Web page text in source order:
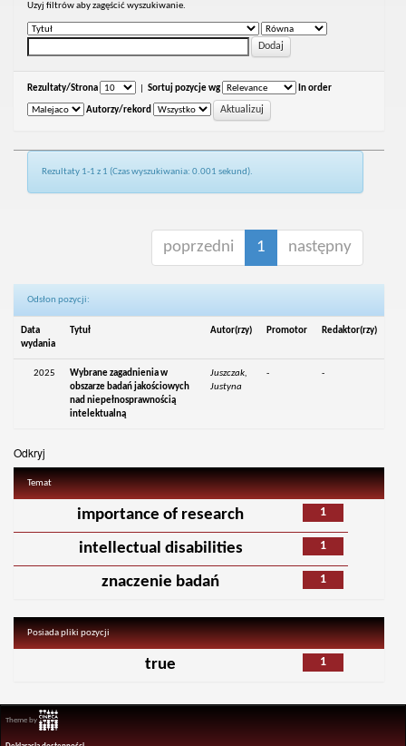
Uzyj filtrów aby zagęścić wyszukiwanie.
Rezultaty/Strona Sortuj pozycje wg In order
Autorzy/rekord
Rezultaty 1-1 z 1 (Czas wyszukiwania: 0.001 sekund).
poprzedni 1 następny
Odsłon pozycji:
Data
wydania
Tytuł Autor(rzy) Promotor Redaktor(rzy)
2025
Wybrane zagadnienia w
obszarze badań jakościowych
nad niepełnosprawnością
intelektualną
Juszczak,
Justyna
- -
Odkryj
Temat
1
importance of research
1
intellectual disabilities
1
znaczenie badań
Posiada pliki pozycji
1
true
Theme by